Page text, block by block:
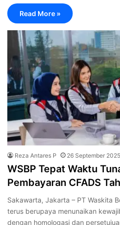
Read More »
Reza Antares P 26 September 2025
WSBP Tepat Waktu
Pembayaran CFADS
Sakawarta, Jakarta – PT Waskita
terus berupaya menunaikan
dengan homologasi dan